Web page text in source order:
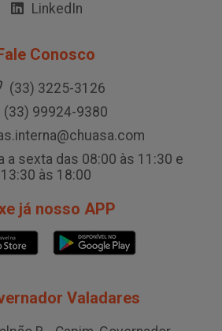
LinkedIn
Conosco
(33) 3225-3126
(33) 99924-9380
a sexta das 08:00 às 11:30 e
13:30 às 18:00
já nosso APP
Valadares